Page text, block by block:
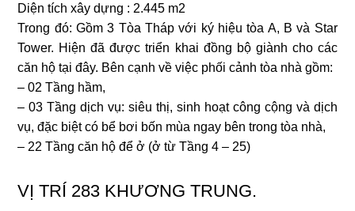
Diện tích xây dựng : 2.445 m2
Trong đó: Gồm 3 Tòa Tháp với ký hiệu tòa A, B và Star
Tower. Hiện đã được triển khai đồng bộ giành cho các
căn hộ tại đây. Bên cạnh về việc phối cảnh tòa nhà gồm:
– 02 Tầng hầm,
– 03 Tầng dịch vụ: siêu thị, sinh hoạt công cộng và dịch
vụ, đặc biệt có bể bơi bốn mùa ngay bên trong tòa nhà,
– 22 Tầng căn hộ để ở (ở từ Tầng 4 – 25)
VỊ TRÍ 283 KHƯƠNG TRUNG.